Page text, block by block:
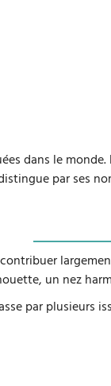
dans le
par ses
un nez
par plusieurs